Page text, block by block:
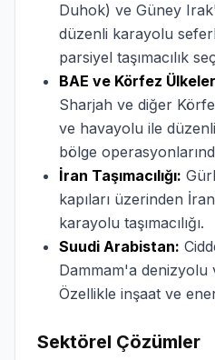
Duhok) ve Güney
düzenli karayolu
parsiyel taşımacılık
BAE ve Körfez
Sharjah ve diğer
ve havayolu ile
bölge
İran Taşımacılığı:
kapıları üzerinden
karayolu taşımacılığı.
Suudi Arabistan:
Dammam'a denizyolu
Özellikle inşaat ve
Sektörel Çözümler